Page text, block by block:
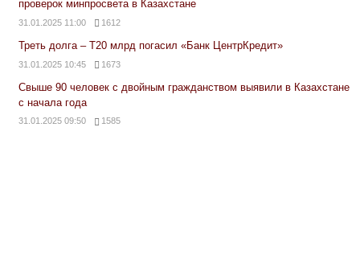
проверок минпросвета в Казахстане
31.01.2025 11:00 1612
Треть долга – Т20 млрд погасил «Банк ЦентрКредит»
31.01.2025 10:45 1673
Свыше 90 человек с двойным гражданством выявили в Казахстане
с начала года
31.01.2025 09:50 1585